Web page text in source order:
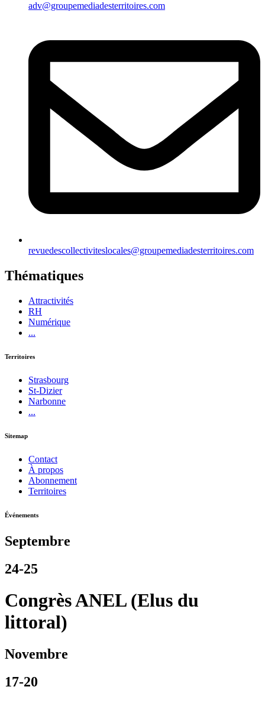
adv@groupemediadesterritoires.com
revuedescollectiviteslocales@groupemediadesterritoires.com
Thématiques
Attractivités
RH
Numérique
...
Territoires
Strasbourg
St-Dizier
Narbonne
...
Sitemap
Contact
À propos
Abonnement
Territoires
Événements
Septembre
24-25
Congrès ANEL (Elus du
littoral)
Novembre
17-20